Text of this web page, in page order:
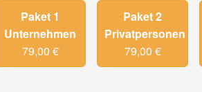
Paket 1
Unternehmen
79,00 €
Paket 2
Privatpersonen
79,00 €